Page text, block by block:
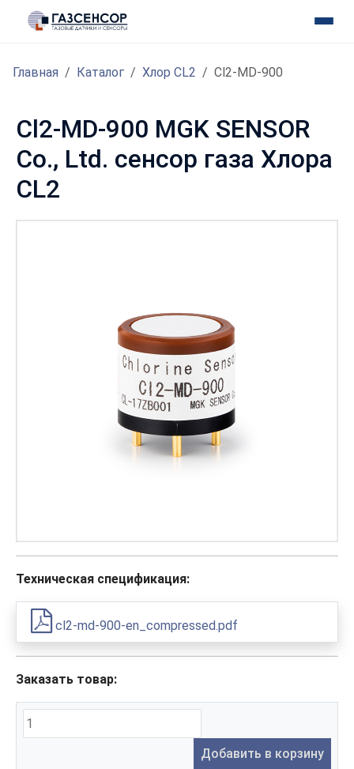
Главная Каталог Хлор CL2 Cl2-MD-900
Cl2-MD-900 MGK SENSOR
Co., Ltd. сенсор газа Хлора
CL2
Техническая спецификация:
cl2-md-900-en_compressed.pdf
Заказать товар:
Добавить в корзину